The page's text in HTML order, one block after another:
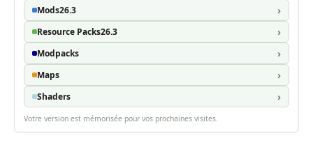
Mods26.3
Resource Packs26.3
Modpacks
Maps
Shaders
Votre version est mémorisée pour vos prochaines visites.